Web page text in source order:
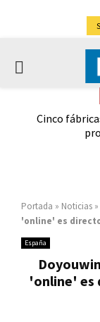
PRIMARY
Cinco
Portada » Noticias »
'online' es
España
'online' es